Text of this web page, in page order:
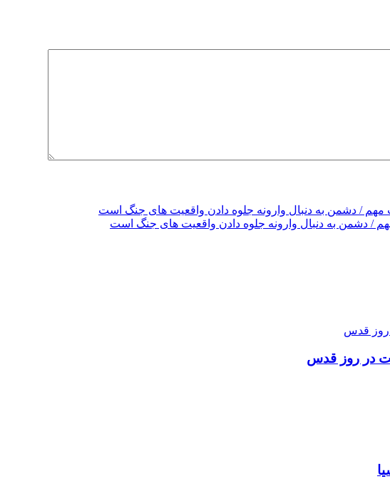
/ دشمن به دنبال وارونه جلوه دادن واقعیت های جنگ است